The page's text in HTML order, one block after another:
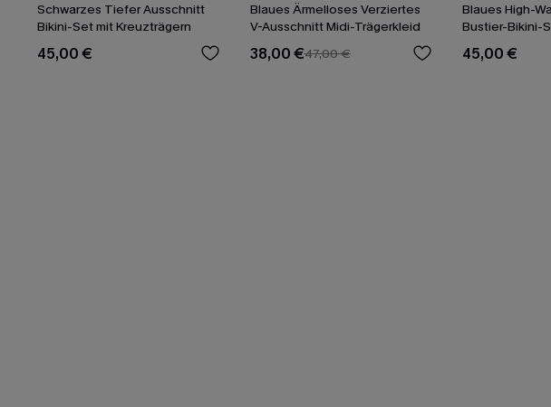
Schwarzes Tiefer Ausschnitt
Bikini-Set mit Kreuzträgern
45,00 €
Blaues Ärmelloses Verziertes
V-Ausschnitt Midi-Trägerkleid
38,00 €47,00 €
Blaues High-
Bustier-Bikini-
45,00 €